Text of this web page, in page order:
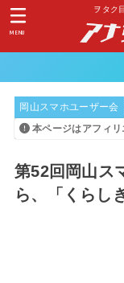
ヲタク
MENU
岡山スマホユーザー会
本ページはアフィリ
第52回岡山ス
ら、「くらし